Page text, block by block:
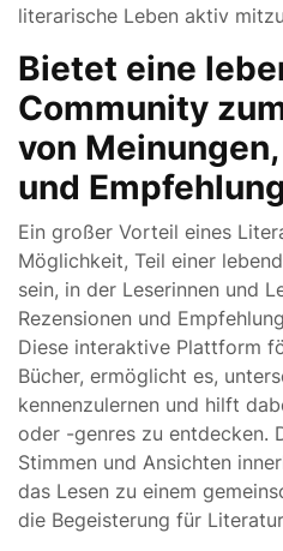
literarische Leben aktiv
Bietet eine
Community
von
und
Ein großer Vorteil eines
Möglichkeit, Teil einer
sein, in der Leserinnen und
Rezensionen und
Diese interaktive Plattform
Bücher, ermöglicht es,
kennenzulernen und hilft
oder -genres zu entdecken.
Stimmen und Ansichten
das Lesen zu einem
die Begeisterung für